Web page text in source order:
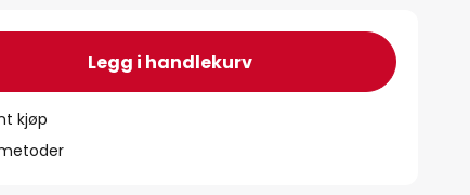
Legg i handlekurv
kjøp